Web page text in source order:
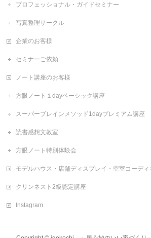
プロフェッショナル・ガイドセミナー
写真整理サークル
企業のお客様
セミナーご依頼
ノート講座のお客様
方眼ノート１dayベーシック講座
スーパーブレインメソッド1dayプレミアム講座
読書感想文教室
方眼ノート特別体験会
モデルハウス・店舗ディスプレイ・空室コーディ
クリンネスト2級認定講座
Instagram